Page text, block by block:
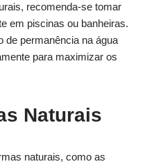
recomenda-se tomar
em piscinas ou banheiras.
de permanência na água
para maximizar os
Naturais
naturais, como as